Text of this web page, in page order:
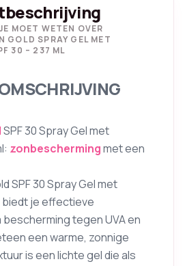
MOET WETEN OVER
GOLD SPRAY GEL MET
30 – 237 ML
SPF 30 Spray Gel met
zonbeschermingmet een
SPF 30 Spray Gel met
biedt je effectieve
tegen UVA en
een warme, zonnige
is een lichte gel die als